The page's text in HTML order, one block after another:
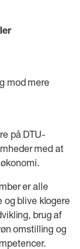
mod mere
på DTU-
med at
er alle
og blive klogere
brug af
omstilling og